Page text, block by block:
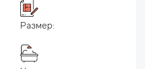
Размер: